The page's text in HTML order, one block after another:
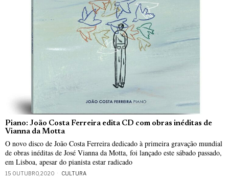
Piano: João Costa Ferreira edita CD com obras inéditas de
Vianna da Motta
O novo disco de João Costa Ferreira dedicado à primeira gravação mundial
de obras inéditas de José Vianna da Motta, foi lançado este sábado passado,
em Lisboa, apesar do pianista estar radicado
15 OUTUBRO, 2020 CULTURA